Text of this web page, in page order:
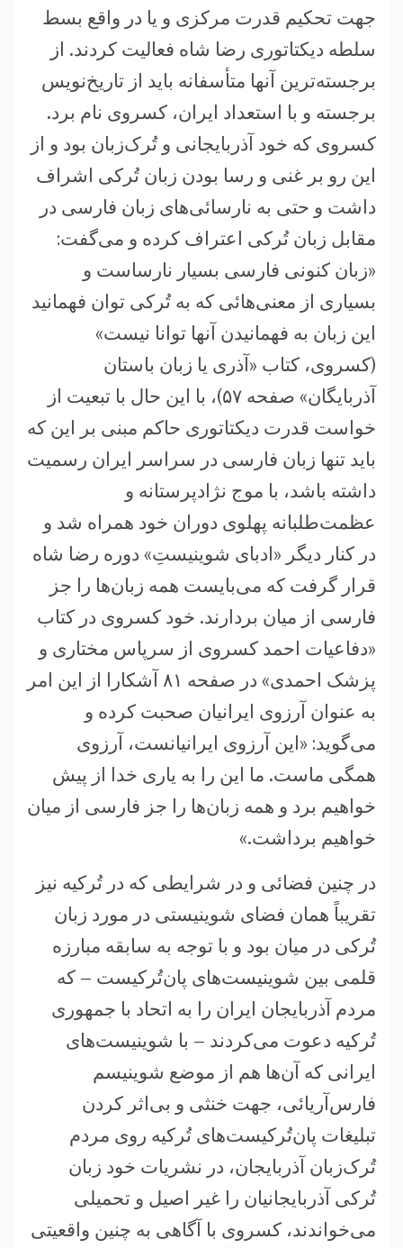
جهت تحکیم قدرت مرکزی و یا در واقع بسط
سلطه دیکتاتوری رضا شاه فعالیت کردند. از
برجسته‌ترین آنها متأسفانه باید از تاریخ‌نویس
برجسته و با استعداد ایران، کسروی نام برد.
کسروی که خود آذربایجانی و تُرک‌زبان بود و از
این رو بر غنی و رسا بودن زبان تُرکی اشراف
داشت و حتی به نارسائی‌های زبان فارسی در
مقابل زبان تُرکی اعتراف کرده و می‌گفت:
«زبان کنونی فارسی بسیار نارساست و
بسیاری از معنی‌هائی که به تُرکی توان فهمانید
این زبان به فهمانیدن آنها توانا نیست»
(کسروی، کتاب «آذری یا زبان باستان
آذربایگان» صفحه ۵۷)، با این حال با تبعیت از
خواست قدرت دیکتاتوری حاکم مبنی بر این که
باید تنها زبان فارسی در سراسر ایران رسمیت
داشته باشد، با موج نژادپرستانه و
عظمت‌طلبانه پهلوی دوران خود همراه شد و
در کنار دیگر «ادبای شوینیستِ» دوره رضا شاه
قرار گرفت که می‌بایست همه زبان‌ها را جز
فارسی از میان بردارند. خود کسروی در کتاب
«دفاعیات احمد کسروی از سرپاس مختاری و
پزشک احمدی» در صفحه ۸۱ آشکارا از این امر
به عنوان آرزوی ایرانیان صحبت کرده و
می‌گوید: «این آرزوی ایرانیانست، آرزوی
همگی ماست. ما این را به یاری خدا از پیش
خواهیم برد و همه زبان‌ها را جز فارسی از میان
خواهیم برداشت.»
در چنین فضائی و در شرایطی که در تُرکیه نیز
تقریباً همان فضای شوینیستی در مورد زبان
تُرکی در میان بود و با توجه به سابقه مبارزه
قلمی بین شوینیست‌های پان‌تُرکیست – که
مردم آذربایجان ایران را به اتحاد با جمهوری
تُرکیه دعوت می‌کردند – با شوینیست‌های
ایرانی که آن‌ها هم از موضع شوینیسم
فارس‌آریائی، جهت خنثی و بی‌اثر کردن
تبلیغات پان‌تُرکیست‌های تُرکیه روی مردم
تُرک‌زبان آذربایجان، در نشریات خود زبان
تُرکی آذربایجانیان را غیر اصیل و تحمیلی
می‌خواندند، کسروی با آگاهی به چنین واقعیتی